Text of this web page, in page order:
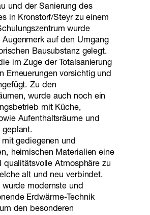
und der Sanierung des
in Kronstorf/Steyr zu einem
wurde
Augenmerk auf den Umgang
Bausubstanz gelegt.
im Zuge der Totalsanierung
Erneuerungen vorsichtig und
Zu den
wurde auch noch ein
mit Küche,
Aufenthaltsräume und
geplant.
gediegenen und
heimischen Materialien eine
qualitätsvolle Atmosphäre zu
alt und neu verbindet.
modernste und
Erdwärme-Technik
den besonderen